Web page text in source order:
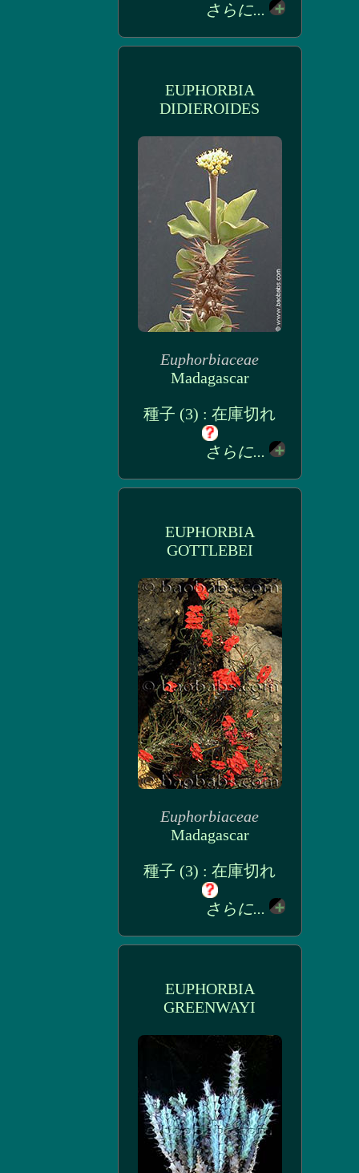
さらに...
EUPHORBIA
DIDIEROIDES
Euphorbiaceae
Madagascar
種子 (3) : 在庫切れ
さらに...
EUPHORBIA
GOTTLEBEI
Euphorbiaceae
Madagascar
種子 (3) : 在庫切れ
さらに...
EUPHORBIA
GREENWAYI